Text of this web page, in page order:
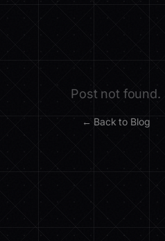
Post not found.
← Back to Blog